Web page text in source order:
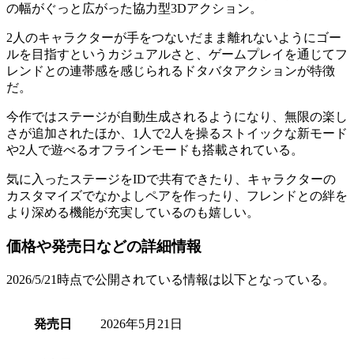
の幅がぐっと広がった協力型3Dアクション。
2人のキャラクターが手をつないだまま離れないようにゴー
ルを目指すという カジュアルさと、ゲームプレイを通じてフ
レンドとの連帯感を感じられる ドタバタアクションが特徴
だ。
今作ではステージが自動生成されるようになり、無限の楽し
さが追加されたほか、1人で2人を操るストイックな新モード
や2人で遊べるオフラインモードも搭載されている。
気に入ったステージをIDで共有できたり、キャラクターの
カスタマイズでなかよしペアを作ったり、 フレンドとの絆を
より深める機能が充実 しているのも嬉しい。
価格や発売日などの詳細情報
2026/5/21時点で公開されている情報は以下となっている。
発売日 2026年5月21日